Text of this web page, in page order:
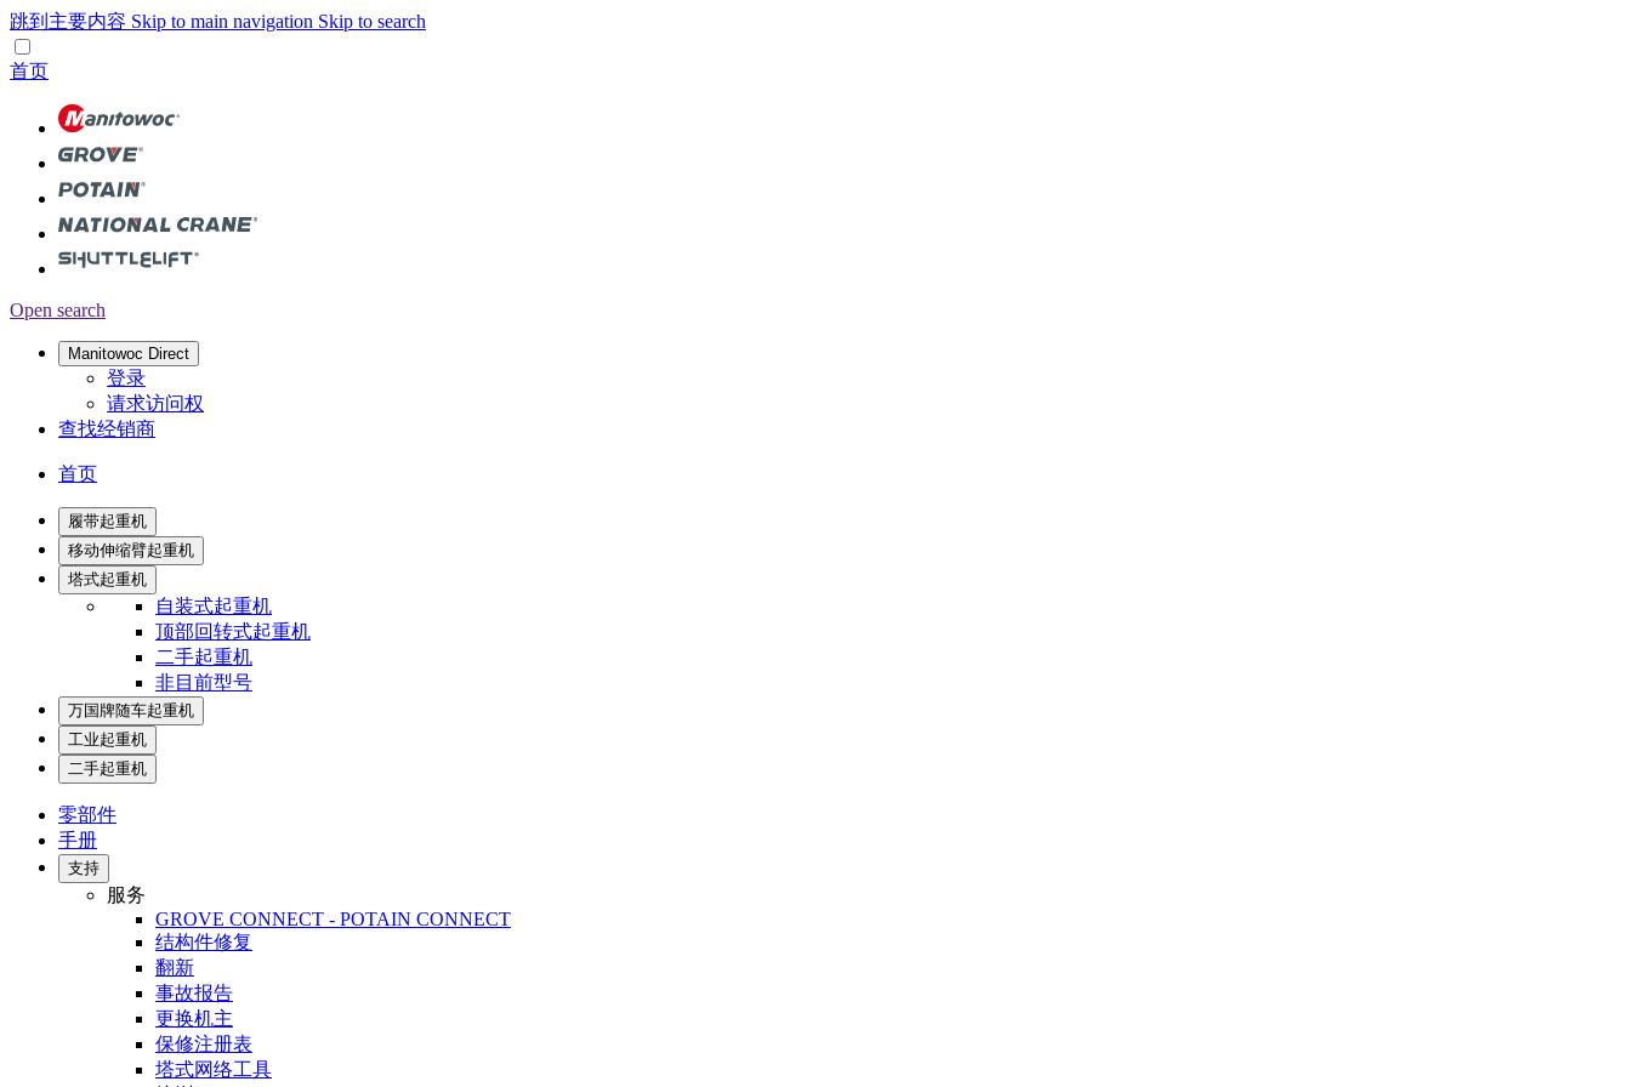
跳到主要内容 Skip to main navigation Skip to search
首页
Open search
Manitowoc Direct
登录
请求访问权
查找经销商
首页
履带起重机
移动伸缩臂起重机
塔式起重机
自装式起重机
顶部回转式起重机
二手起重机
非目前型号
万国牌随车起重机
工业起重机
二手起重机
零部件
手册
支持
服务
GROVE CONNECT - POTAIN CONNECT
结构件修复
翻新
事故报告
更换机主
保修注册表
塔式网络工具